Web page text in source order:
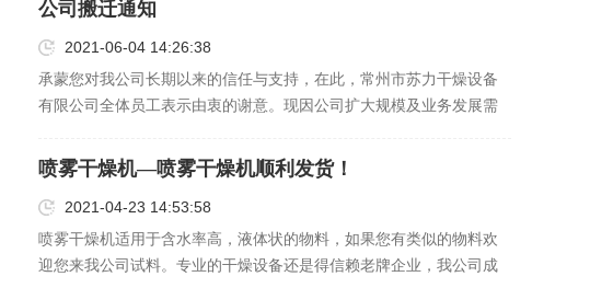
公司搬迁通知
2021-06-04 14:26:38
承蒙您对我公司长期以来的信任与支持，在此，常州市苏力干燥设备
有限公司全体员工表示由衷的谢意。现因公司扩大规模及业务发展需
们深表歉意，我司将以此次搬迁为一个新的起点。竭诚为尊敬的客户
喷雾干燥机—喷雾干燥机顺利发货！
2021-04-23 14:53:58
喷雾干燥机适用于含水率高，液体状的物料，如果您有类似的物料欢
迎您来我公司试料。专业的干燥设备还是得信赖老牌企业，我公司成